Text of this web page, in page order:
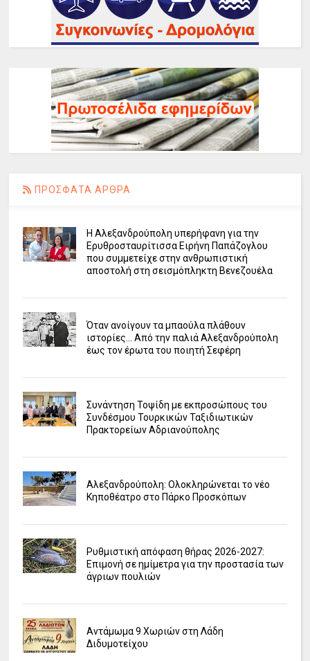
ΠΡΟΣΦΑΤΑ ΑΡΘΡΑ
Η Αλεξανδρούπολη υπερήφανη για την
Ερυθροσταυρίτισσα Ειρήνη Παπάζογλου
που συμμετείχε στην ανθρωπιστική
αποστολή στη σεισμόπληκτη Βενεζουέλα
Όταν ανοίγουν τα μπαούλα πλάθουν
ιστορίες... Από την παλιά Αλεξανδρούπολη
έως τον έρωτα του ποιητή Σεφέρη
Συνάντηση Τοψίδη με εκπροσώπους του
Συνδέσμου Τουρκικών Ταξιδιωτικών
Πρακτορείων Αδριανούπολης
Αλεξανδρούπολη: Ολοκληρώνεται το νέο
Κηποθέατρο στο Πάρκο Προσκόπων
Ρυθμιστική απόφαση θήρας 2026-2027:
Επιμονή σε ημίμετρα για την προστασία των
άγριων πουλιών
Αντάμωμα 9 Χωριών στη Λάδη
Διδυμοτείχου